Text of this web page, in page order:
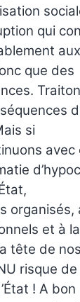
qui
que des
si
avec
et à
tête de
risque
! A